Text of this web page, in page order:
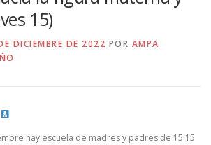
15)
DICIEMBRE DE 2022 POR AMPA
hay escuela de madres y padres de 15:15